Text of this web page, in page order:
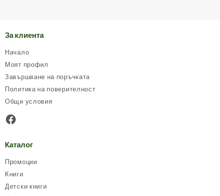
the
За клиента
Начало
Моят профил
Завършване на поръчката
Политика на поверителност
Общи условия
Facebook
Каталог
Промоции
Книги
Детски книги